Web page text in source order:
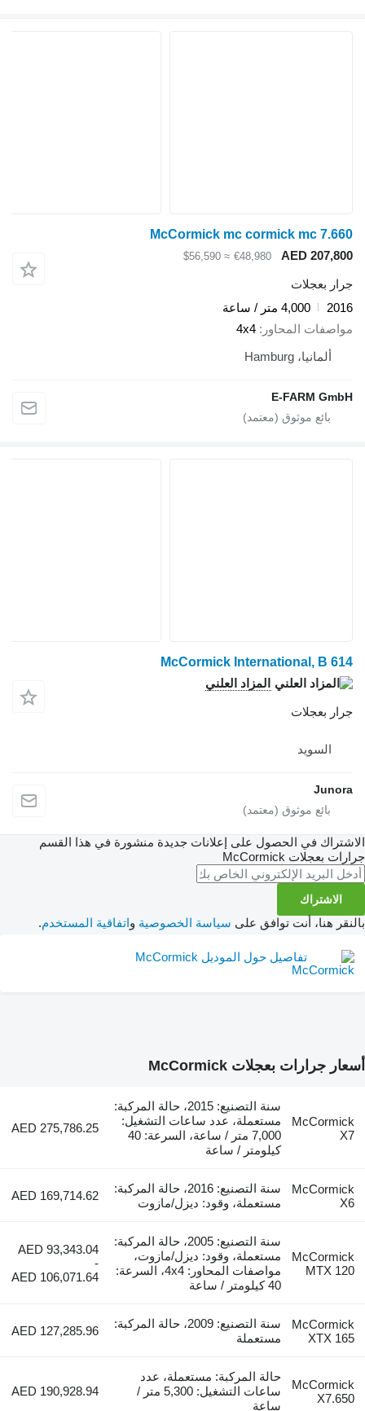
McCormick mc cormick mc 7.660
AED 207,800
€48,980
≈ $56,590
جرار بعجلات
2016
4,000 متر / ساعة
مواصفات المحاور
4x4
ألمانيا، Hamburg
E-FARM GmbH
McCormick International, B 614
المزاد العلني
جرار بعجلات
السويد
Junora
الاشتراك في الحصول على إعلانات جديدة منشورة في هذا القسم
جرارات بعجلات McCormick
الاشتراك
بالنقر هنا، أنت توافق على سياسة الخصوصية واتفاقية المستخدم.
تفاصيل حول الموديل McCormick
أسعار جرارات بعجلات McCormick
McCormick
X7
سنة التصنيع: 2015، حالة المركبة:
مستعملة، عدد ساعات التشغيل:
7,000 متر / ساعة، السرعة: 40
كيلومتر / ساعة
AED 275,786.25
McCormick
X6
سنة التصنيع: 2016، حالة المركبة:
مستعملة، وقود: ديزل/مازوت
AED 169,714.62
McCormick
MTX 120
سنة التصنيع: 2005، حالة المركبة:
مستعملة، وقود: ديزل/مازوت،
مواصفات المحاور: 4x4، السرعة:
40 كيلومتر / ساعة
AED 93,343.04
-
AED 106,071.64
McCormick
XTX 165
سنة التصنيع: 2009، حالة المركبة:
مستعملة
AED 127,285.96
McCormick
X7.650
حالة المركبة: مستعملة، عدد
ساعات التشغيل: 5,300 متر /
ساعة
AED 190,928.94